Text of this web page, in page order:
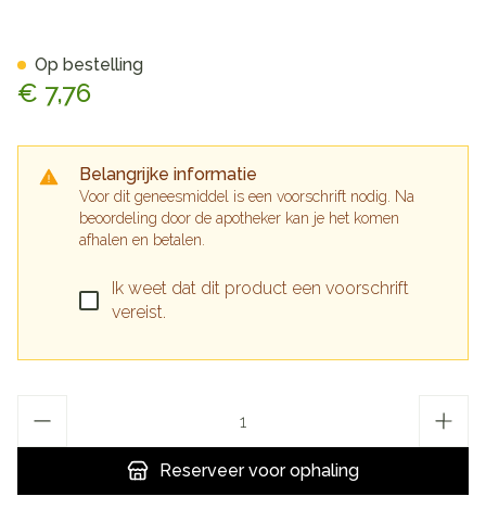
€ 7,76
Belangrijke informatie
Voor dit geneesmiddel is een voorschrift nodig. Na
beoordeling door de apotheker kan je het komen
afhalen en betalen.
Ik weet dat dit product een voorschrift
vereist.
Reserveervoor ophaling
Op bestelling